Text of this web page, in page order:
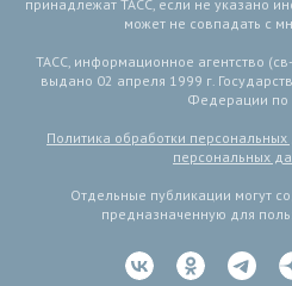
принадлежат ТАСС, если не указано
может не совпадать с
ТАСС, информационное агентство
выдано 02 апреля 1999 г.
Федерации по
Политика обработки
персональных
Отдельные публикации могут
предназначенную для